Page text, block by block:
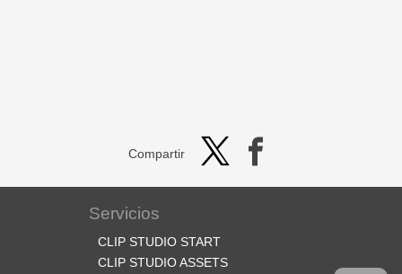
Compartir
Servicios
CLIP STUDIO START
CLIP STUDIO ASSETS